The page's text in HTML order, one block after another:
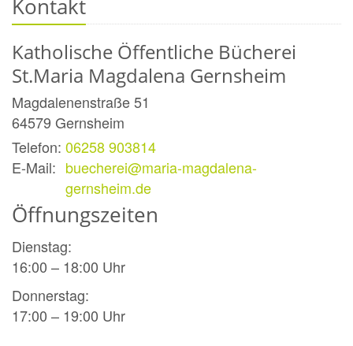
Kontakt
Katholische Öffentliche Bücherei
St.Maria Magdalena Gernsheim
Magdalenenstraße 51
64579 Gernsheim
Telefon: 06258 903814
E-Mail: buecherei@maria-magdalena-
gernsheim.de
Öffnungszeiten
Dienstag:
16:00 – 18:00 Uhr
Donnerstag:
17:00 – 19:00 Uhr